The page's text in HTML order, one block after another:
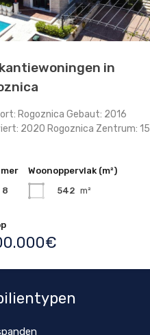
in
Rogoznica Gebaut: 2016
2020 Rogoznica Zentrum: 15
8
Woonoppervlak (m²)
542 m²